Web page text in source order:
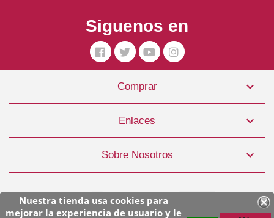
Nuestra tienda usa cookies para
mejorar la experiencia de usuario y le
Pienso Perro Sport & Agility 11,4kg Acana
55,99 €
COMPRAR
Siguenos en
Comprar 
Enlaces 
Sobre Nosotros 